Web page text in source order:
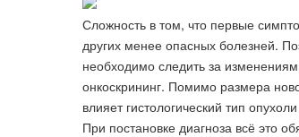
Сложность в том, что первые
других менее опасных болезней.
необходимо следить за
онкоскрининг. Помимо размера
влияет гистологический тип
При постановке диагноза всё это